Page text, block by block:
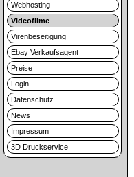
Webhosting
Videofilme
Virenbeseitigung
Ebay Verkaufsagent
Preise
Login
Datenschutz
News
Impressum
3D Druckservice